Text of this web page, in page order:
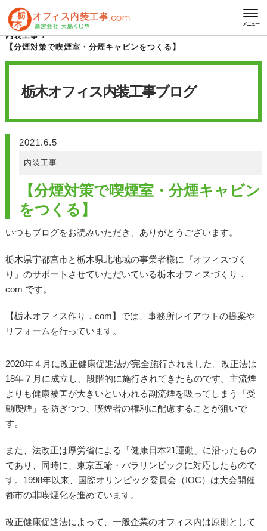
メニュー
HOME
栃木オフィス内装工事 ブログ
内装工事
【分煙対策で喫煙室・分煙キャビンをつくる】
栃木オフィス内装工事ブログ
2021.6.5
内装工事
【分煙対策で喫煙室・分煙キャビン
をつくる】
いつもブログをお読みいただき、ありがとうございます。
栃木県宇都宮市と栃木県北地域の事業者様に『オフィスづく
り』のサポートさせていただいている栃木オフィスづくり．
com です。
【栃木オフィス作り．com】では、事務所レイアウトの提案や
リフォームを行っています。
2020年４月に改正健康促進法が完全施行されました。改正法は
18年７月に成立し、段階的に施行されてきたものです。主流煙
よりも健康被害が大きいといわれる副流煙を吸ってしまう「受
動喫煙」を防ぎつつ、喫煙者の権利に配慮することが狙いで
す。
また、法改正は厚労省による「健康日本21運動」に沿ったもの
であり、同時に、東京五輪・パラリンピックに対応したもので
す。1998年以来、国際オリンピック委員会（IOC）は大会開催
都市の非喫煙化を進めています。
改正健康促進法によって、一般企業のオフィス内は原則として